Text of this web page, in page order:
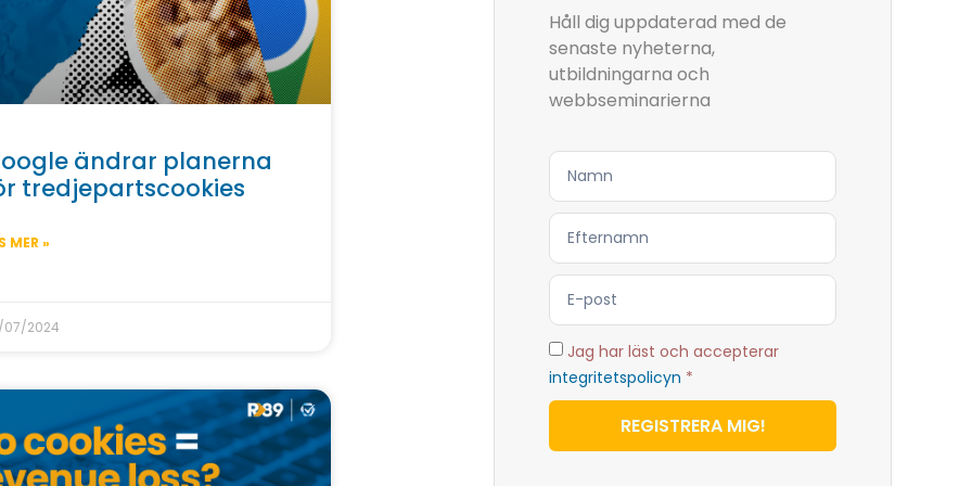
ändrar planerna
tredjepartscookies
MER »
07/2024
Håll dig uppdaterad med de
senaste nyheterna,
utbildningarna och
webbseminarierna
Jag har läst och accepterar
integritetspolicyn *
REGISTRERA MIG!